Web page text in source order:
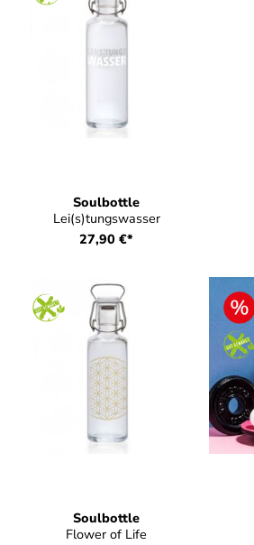
Soulbottle
Lei(s)tungswasser
27,90 €*
Soulbottle
Flower of Life